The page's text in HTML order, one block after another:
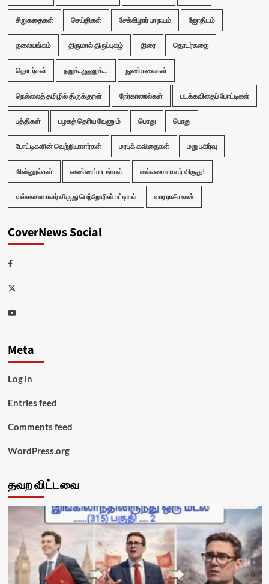
சிறுகதைகள் செய்திகள் சேக்கிழார் பா நயம் ஜோதிடம்
தலையங்கம் திருமால் திருப்புகழ் திரை தொடர்கதை
தொடர்கள் நறுக்..துணுக்... நுண்கலைகள்
நெல்லைத் தமிழில் திருக்குறள் நேர்காணல்கள் படக்கவிதைப் போட்டிகள்
பத்திகள் பழகத் தெரிய வேணும் பொது பொது
போட்டிகளின் வெற்றியாளர்கள் மரபுக் கவிதைகள் மறு பகிர்வு
மின்னூல்கள் வண்ணப் படங்கள் வல்லமையாளர் விருது!
வல்லமையாளர் விருது பெற்றோரின் பட்டியல் வார ராசி பலன்
CoverNews Social
Facebook
Twitter
Youtube
Meta
Log in
Entries feed
Comments feed
WordPress.org
தவற விட்டவை